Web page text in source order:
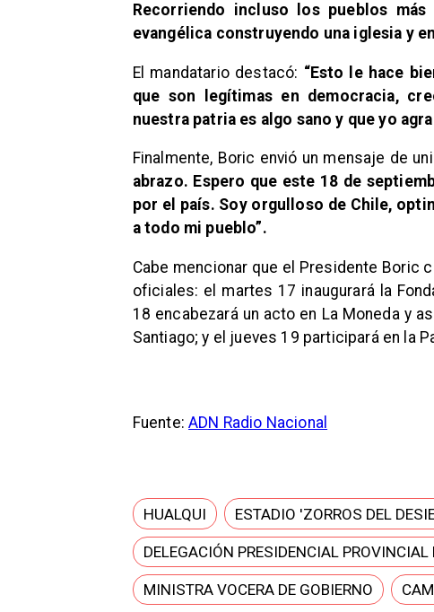
Recorriendo incluso los pueblos
evangélica construyendo una iglesia y
El mandatario destacó: “Esto le hace
que son legítimas en democracia,
nuestra patria es algo sano y que yo
Finalmente, Boric envió un mensaje de
abrazo. Espero que este 18 de
por el país. Soy orgulloso de Chile,
a todo mi pueblo”.
Cabe mencionar que el Presidente Boric
oficiales: el martes 17 inaugurará la
18 encabezará un acto en La Moneda y
Santiago; y el jueves 19 participará en la
Fuente:ADN Radio Nacional
HUALQUI ESTADIO 'ZORROS DEL
DELEGACIÓN PRESIDENCIAL PROVINCIAL
MINISTRA VOCERA DE GOBIERNO